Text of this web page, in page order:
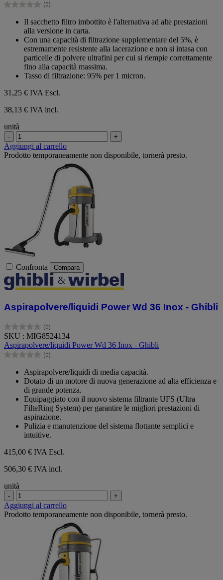
stelle.
(0)
0.0
Il sacchetto filtro imbottito è l'alternativa ad alte prestazioni
alla versione in carta.
Con una capacità di filtrazione supplementare del 5%, è
estremamente resistente alla lacerazione e non si intasa con
particelle di polvere ultrafini per cui si riempie correttamente
fino alla capacità massima.
Tasso di filtrazione: 95% per 1 micron.
31,25 € IVA Escl.
38,13 € IVA incl.
unità
- +
Aggiungi al carrello
Prodotto temporaneamente non disponibile, tornerà presto.
Confronta Compara
Aspirapolvere/liquidi Power Wd 36 Inox - Ghibli
(0)
0.0
su
5
stelle.
SKU : MIG8524134
Aspirapolvere/liquidi Power Wd 36 Inox - Ghibli
(0)
0.0
Aspirapolvere/liquidi di media capacità.
Dotato di un motore di nuova generazione ad alta efficienza e
di grande potenza.
Equipaggiato con il nuovo sistema filtrante UFS (Ultra
FilteRing System) per garantire le migliori prestazioni di
aspirazione.
Pulizia e manutenzione del sistema flottante semplici e
intuitive.
415,00 € IVA Escl.
506,30 € IVA incl.
unità
- +
Aggiungi al carrello
Prodotto temporaneamente non disponibile, tornerà presto.